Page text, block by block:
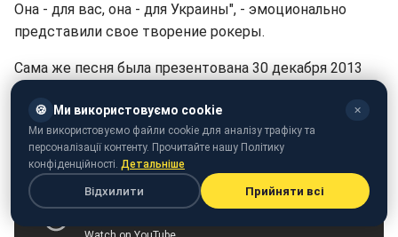
Она - для вас, она - для Украины", - эмоционально
представили свое творение рокеры.
Сама же песня была презентована 30 декабря 2013
года.
🍪 Ми використовуємо cookie ✕
Ми використовуємо файли cookie для аналізу трафіку та
персоналізації контенту. Прочитайте нашу Політику
конфіденційності. Детальніше
Відхилити Прийняти всі